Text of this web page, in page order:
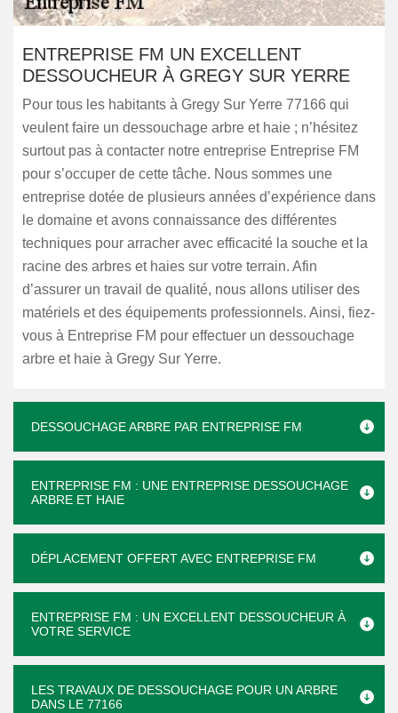
ENTREPRISE FM UN EXCELLENT
DESSOUCHEUR À GREGY SUR YERRE
Pour tous les habitants à Gregy Sur Yerre 77166 qui
veulent faire un dessouchage arbre et haie ; n’hésitez
surtout pas à contacter notre entreprise Entreprise FM
pour s’occuper de cette tâche. Nous sommes une
entreprise dotée de plusieurs années d’expérience dans
le domaine et avons connaissance des différentes
techniques pour arracher avec efficacité la souche et la
racine des arbres et haies sur votre terrain. Afin
d’assurer un travail de qualité, nous allons utiliser des
matériels et des équipements professionnels. Ainsi, fiez-
vous à Entreprise FM pour effectuer un dessouchage
arbre et haie à Gregy Sur Yerre.
DESSOUCHAGE ARBRE PAR ENTREPRISE FM
ENTREPRISE FM : UNE ENTREPRISE DESSOUCHAGE
ARBRE ET HAIE
DÉPLACEMENT OFFERT AVEC ENTREPRISE FM
ENTREPRISE FM : UN EXCELLENT DESSOUCHEUR À
VOTRE SERVICE
LES TRAVAUX DE DESSOUCHAGE POUR UN ARBRE
DANS LE 77166